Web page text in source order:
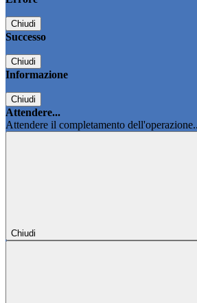
Chiudi
Successo
Chiudi
Informazione
Chiudi
Attendere...
Attendere il completamento
Chiudi